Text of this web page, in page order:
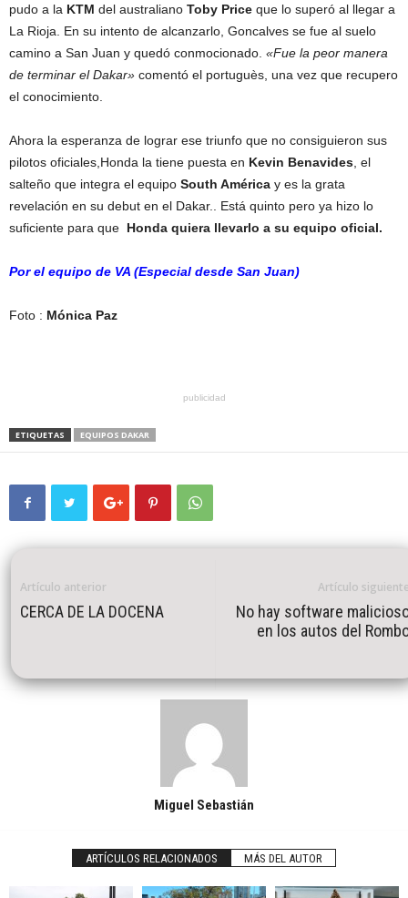
pudo a la KTM del australiano Toby Price que lo superó al llegar a
La Rioja. En su intento de alcanzarlo, Goncalves se fue al suelo
camino a San Juan y quedó conmocionado. «Fue la peor manera
de terminar el Dakar» comentó el portuguès, una vez que recupero
el conocimiento.
Ahora la esperanza de lograr ese triunfo que no consiguieron sus
pilotos oficiales,Honda la tiene puesta en Kevin Benavides , el
salteño que integra el equipo South América y es la grata
revelación en su debut en el Dakar.. Está quinto pero ya hizo lo
suficiente para que Honda quiera llevarlo a su equipo oficial.
Por el equipo de VA (Especial desde San Juan)
Foto : Mónica Paz
publicidad
ETIQUETAS EQUIPOS DAKAR
Artículo anterior
CERCA DE LA DOCENA
Artículo
No hay software
en los autos del
Miguel Sebastián
ARTÍCULOS RELACIONADOS MÁS DEL AUTOR